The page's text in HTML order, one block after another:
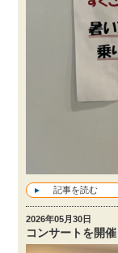
記事を読む
2026年05月30日
コンサートを開